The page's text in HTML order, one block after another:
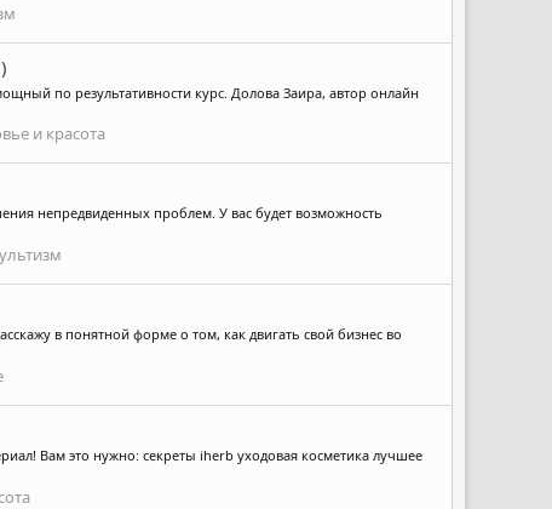
по результативности курс. Долова Заира, автор онлайн
и красота
непредвиденных проблем. У вас будет возможность
в понятной форме о том, как двигать свой бизнес во
Вам это нужно: секреты iherb уходовая косметика лучшее